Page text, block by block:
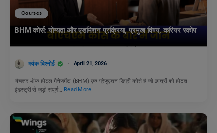
Courses
BHM कोर्स: योग्यता और एडमिशन प्रक्रिया, प्रमुख विषय, करियर स्कोप
मयंक विश्नोई April 21, 2026
‘बैचलर ऑफ होटल मैनेजमेंट’ (BHM) एक ग्रेजुएशन डिग्री कोर्स है जो छात्रों को होटल
इंडस्ट्री से जुड़ी संपूर्ण…
Read More